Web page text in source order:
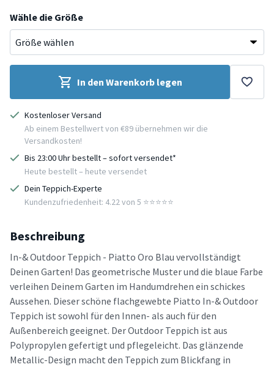
Wähle die Größe
In den Warenkorb legen
Kostenloser Versand
Ab einem Bestellwert von €89 übernehmen wir die
Versandkosten!
Bis 23:00 Uhr bestellt – sofort versendet*
Heute bestellt – heute versendet
Dein Teppich-Experte
Kundenzufriedenheit: 4.22 von 5 ⭐️⭐️⭐️⭐️⭐️
Beschreibung
In-& Outdoor Teppich - Piatto Oro Blau vervollständigt
Deinen Garten! Das geometrische Muster und die blaue Farbe
verleihen Deinem Garten im Handumdrehen ein schickes
Aussehen. Dieser schöne flachgewebte Piatto In-& Outdoor
Teppich ist sowohl für den Innen- als auch für den
Außenbereich geeignet. Der Outdoor Teppich ist aus
Polypropylen gefertigt und pflegeleicht. Das glänzende
Metallic-Design macht den Teppich zum Blickfang in